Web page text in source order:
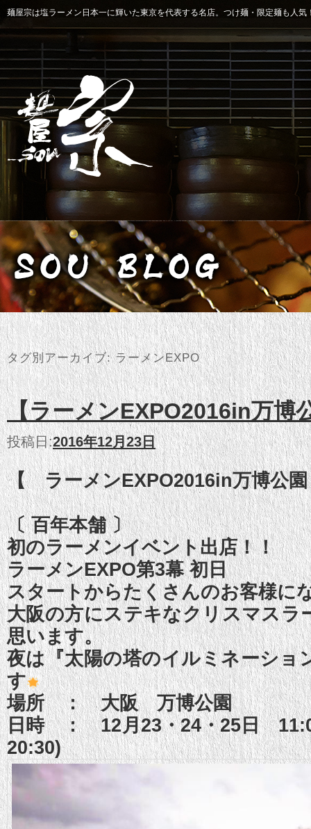
麺屋宗は塩ラーメン日本一に輝いた東京を代表する名店。つけ麺・限定麺も人
タグ別アーカイブ:ラーメンEXPO
【ラーメンEXPO2016in万
投稿日:2016年12月23日
【 ラーメンEXPO2016in万博公
〔 百年本舗 〕
初のラーメンイベント出店！！
ラーメンEXPO第3幕 初日
スタートからたくさんのお客様に
大阪の方にステキなクリスマスラ
思います。
夜は『太陽の塔のイルミネーショ
す
場所 ： 大阪 万博公園
日時 ： 12月23・24・25日
20:30)